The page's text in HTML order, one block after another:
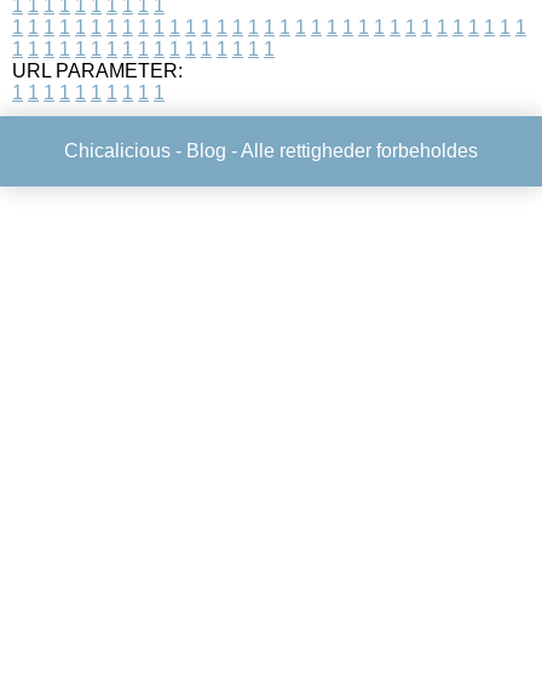
1 1 1 1 1 1 1 1 1 1
1 1 1 1 1 1 1 1 1 1 1 1 1 1 1 1 1 1 1 1 1 1 1 1 1 1 1 1 1 1 1 1 1
1 1 1 1 1 1 1 1 1 1 1 1 1 1 1 1 1
URL PARAMETER:
1 1 1 1 1 1 1 1 1 1
Chicalicious - Blog - Alle rettigheder forbeholdes